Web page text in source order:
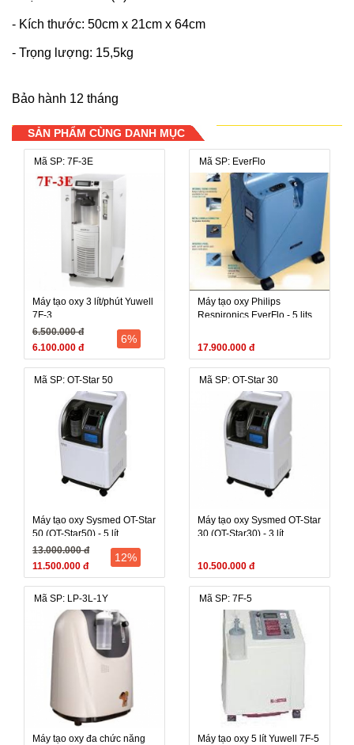
- Kích thước: 50cm x 21cm x 64cm
- Trọng lượng: 15,5kg
Bảo hành 12 tháng
SẢN PHẨM CÙNG DANH MỤC
Mã SP: 7F-3E
Máy tạo oxy 3 lít/phút Yuwell
7F-3
6.500.000 đ
6.100.000 đ
6%
Mã SP: EverFlo
Máy tạo oxy Philips
Respironics EverFlo - 5 lits
17.900.000 đ
Mã SP: OT-Star 50
Máy tạo oxy Sysmed OT-Star
50 (OT-Star50) - 5 lít
13.000.000 đ
11.500.000 đ
12%
Mã SP: OT-Star 30
Máy tạo oxy Sysmed OT-Star
30 (OT-Star30) - 3 lít
10.500.000 đ
Mã SP: LP-3L-1Y
Máy tạo oxy đa chức năng
Mã SP: 7F-5
Máy tạo oxy 5 lít Yuwell 7F-5